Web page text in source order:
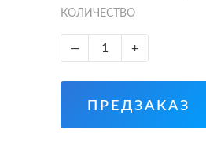
КОЛИЧЕСТВО
— +
ПРЕДЗАКАЗ